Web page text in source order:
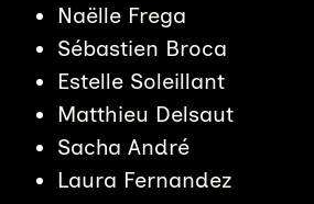
Naëlle Frega
Sébastien Broca
Estelle Soleillant
Matthieu Delsaut
Sacha André
Laura Fernandez